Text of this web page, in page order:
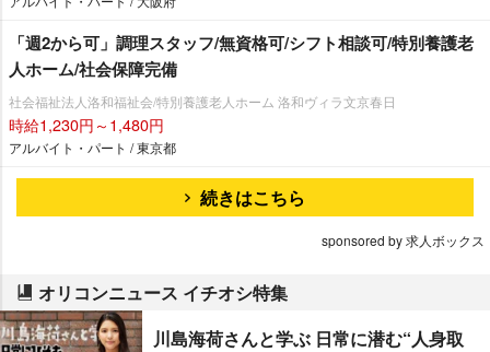
「週2から可」調理スタッフ/無資格可/シフト相談可/特別養護老
人ホーム/社会保障完備
社会福祉法人洛和福祉会/特別養護老人ホーム 洛和ヴィラ文京春日
時給1,230円～1,480円
アルバイト・パート / 東京都
続きはこちら
sponsored by 求人ボックス
オリコンニュース イチオシ特集
川島海荷さんと学ぶ 日常に潜む“人身取